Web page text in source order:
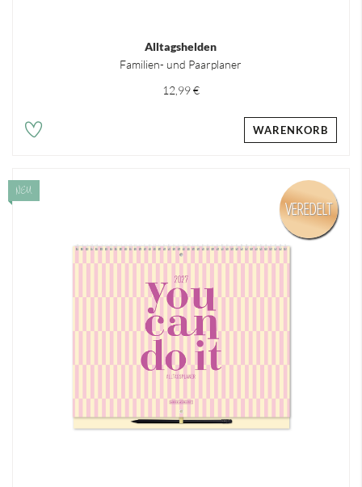
Alltagshelden
Familien- und Paarplaner
12,99 €
WARENKORB
NEU
VEREDELT